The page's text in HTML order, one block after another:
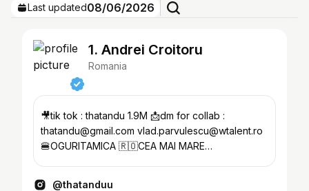
Last updated08/06/2026
1. Andrei Croitoru
Romania
🎥tik tok : thatandu 1.9M 📩dm for collab :
thatandu@gmail.com vlad.parvulescu@wtalent.ro
🍔OGURITAMICA 🇷🇴CEA MAI MARE
@thatanduu